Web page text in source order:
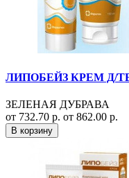
ЛИПОБЕЙЗ КРЕМ Д/
ЗЕЛЕНАЯ ДУБРАВА
от 732.70 р. от 862.00 р.
В корзину